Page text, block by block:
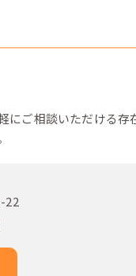
ご相談いただける
22